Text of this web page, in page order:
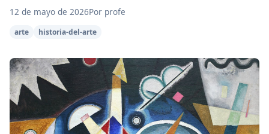
12 de mayo de 2026Por profe
arte historia-del-arte